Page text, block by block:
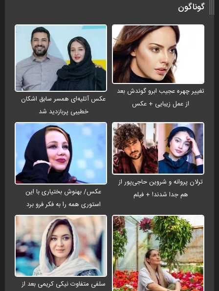
گوناگون
تغییر چهره عجیب ابرو گوندش بعد
از عمل زیبایی + عکس
عکس آتلیه‌ای همسر سابق اشکان
خطیبی پربازدید شد
ترلان پروانه و شروین حاجی‌پور از
هم جدا شدند! + فیلم
عکس/ بهنوش بختیاری با این
استوری همه را به فکر فرو برد
سلفی متفاوت نیکی کریمی بعد از